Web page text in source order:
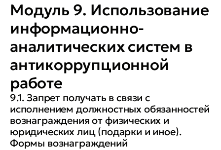
Модуль 9. Использование
информационно-
аналитических систем в
антикоррупционной
работе
9.1. Запрет получать в связи с
исполнением должностных обязанностей
вознаграждения от физических и
юридических лиц (подарки и иное).
Формы вознаграждений